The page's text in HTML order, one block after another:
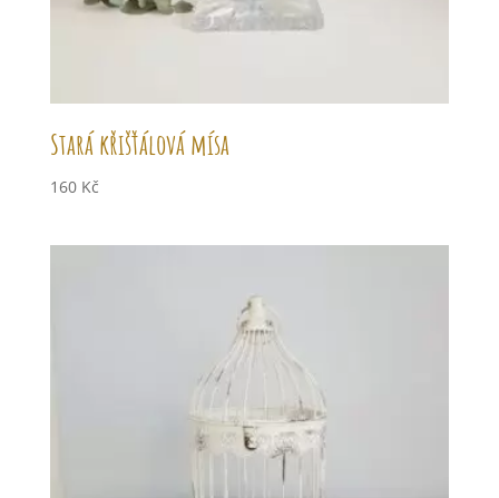
Stará křišťálová mísa
160 Kč